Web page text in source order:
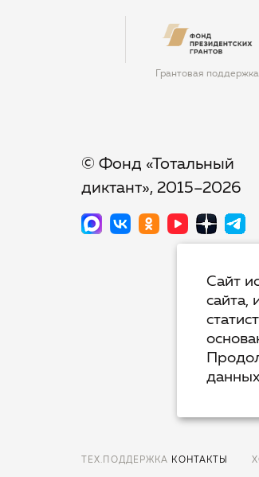
Грантовая поддержка
© Фонд «Тотальный
диктант», 2015–2026
ТЕХ.ПОДДЕРЖКА КОНТАКТЫ
Сайт
сайта,